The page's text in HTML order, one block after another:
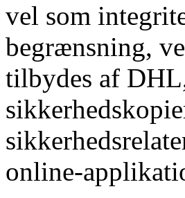
vel som
begrænsning,
tilbydes af
online-